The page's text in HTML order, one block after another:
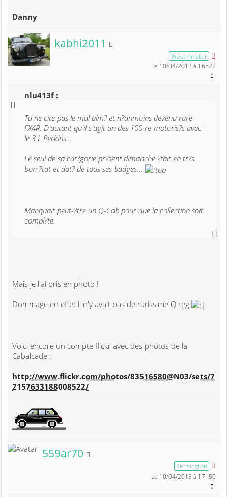
Danny
kabhi2011 Membre non connecté
Westminster
Le 10/04/2013 à 16h22
nlu413f :
Tu ne cite pas le mal aim? et n?anmoins devenu rare
FX4R. D'autant qu'il s'agit un des 100 re-motoris?s avec
le 3 L Perkins...
Le seul de sa cat?gorie pr?sent dimanche ?tait en tr?s
bon ?tat et dot? de tous ses badges...
Manquait peut-?tre un Q-Cab pour que la collection soit
compl?te.
Mais je l'ai pris en photo !
Dommage en effet il n'y avait pas de rarissime Q reg
Voici encore un compte flickr avec des photos de la
Cabalcade :
http://www.flickr.com/photos/83516580@N03/sets/7
2157633188008522/
559ar70
Kensington
Le 10/04/2013 à 17h50